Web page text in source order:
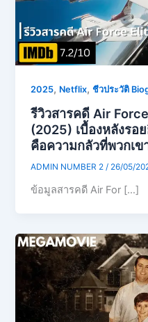
2025, Netflix,ชีวประวัติ
รีวิวสารคดี Air
(2025) เบื้องหลังรอ
คือความกลัวที่พวกเข
ADMIN NUMBER 2/ 26/05/
ข้อมูลสารคดี Air For […]